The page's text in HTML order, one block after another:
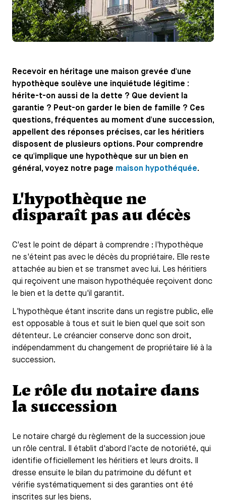
Recevoir en héritage une maison grevée d'une
hypothèque soulève une inquiétude légitime :
hérite-t-on aussi de la dette ? Que devient la
garantie ? Peut-on garder le bien de famille ? Ces
questions, fréquentes au moment d'une succession,
appellent des réponses précises, car les héritiers
disposent de plusieurs options. Pour comprendre
ce qu'implique une hypothèque sur un bien en
général, voyez notre page maison hypothéquée.
L'hypothèque ne
disparaît pas au décès
C'est le point de départ à comprendre : l'hypothèque
ne s'éteint pas avec le décès du propriétaire. Elle reste
attachée au bien et se transmet avec lui. Les héritiers
qui reçoivent une maison hypothéquée reçoivent donc
le bien et la dette qu'il garantit.
L'hypothèque étant inscrite dans un registre public, elle
est opposable à tous et suit le bien quel que soit son
détenteur. Le créancier conserve donc son droit,
indépendamment du changement de propriétaire lié à la
succession.
Le rôle du notaire dans
la succession
Le notaire chargé du règlement de la succession joue
un rôle central. Il établit d'abord l'acte de notoriété, qui
identifie officiellement les héritiers et leurs droits. Il
dresse ensuite le bilan du patrimoine du défunt et
vérifie systématiquement si des garanties ont été
inscrites sur les biens.